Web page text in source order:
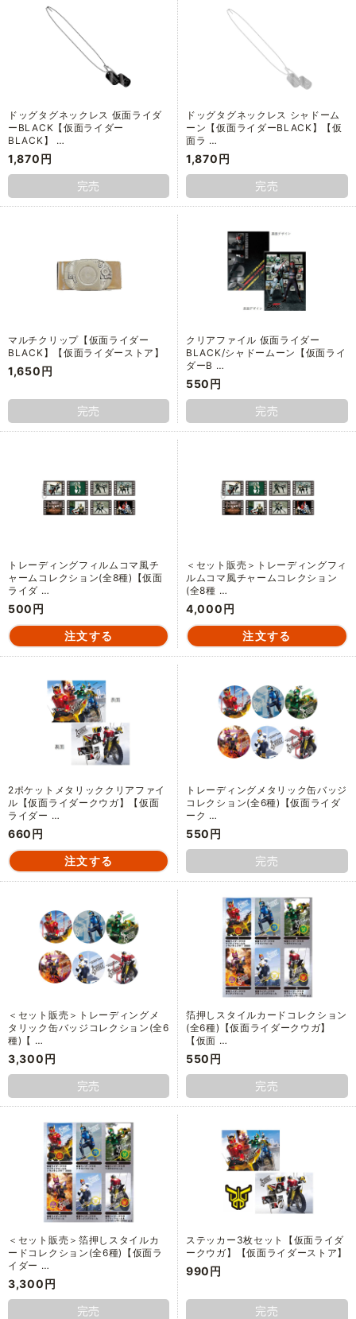
ドッグタグネックレス 仮面ライダ
ーBLACK【仮面ライダー
BLACK】 …
1,870円
完売
ドッグタグネックレス シャドーム
ーン【仮面ライダーBLACK】【仮
面ラ …
1,870円
完売
マルチクリップ【仮面ライダー
BLACK】【仮面ライダーストア】
1,650円
完売
クリアファイル 仮面ライダー
BLACK/シャドームーン【仮面ライ
ダーB …
550円
完売
トレーディングフィルムコマ風チ
ャームコレクション(全8種)【仮面
ライダ …
500円
＜セット販売＞トレーディングフィ
ルムコマ風チャームコレクション
(全8種 …
4,000円
2ポケットメタリッククリアファイ
ル【仮面ライダークウガ】【仮面
ライダー …
660円
トレーディングメタリック缶バッジ
コレクション(全6種)【仮面ライダ
ーク …
550円
完売
＜セット販売＞トレーディングメ
タリック缶バッジコレクション(全6
種)【 …
3,300円
完売
箔押しスタイルカードコレクション
(全6種)【仮面ライダークウガ】
【仮面 …
550円
完売
＜セット販売＞箔押しスタイルカ
ードコレクション(全6種)【仮面ラ
イダー …
3,300円
完売
ステッカー3枚セット【仮面ライダ
ークウガ】【仮面ライダーストア】
990円
完売